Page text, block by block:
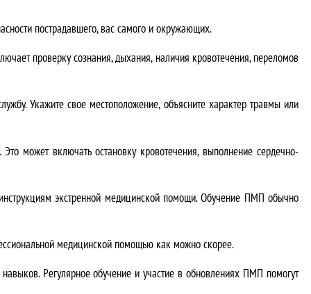
пострадавшего, вас самого и окружающих.
проверку сознания, дыхания, наличия кровотечения, переломов
Укажите свое местоположение, объясните характер травмы или
может включать остановку кровотечения, выполнение сердечно-
экстренной медицинской помощи. Обучение ПМП обычно
медицинской помощью как можно скорее.
Регулярное обучение и участие в обновлениях ПМП помогут